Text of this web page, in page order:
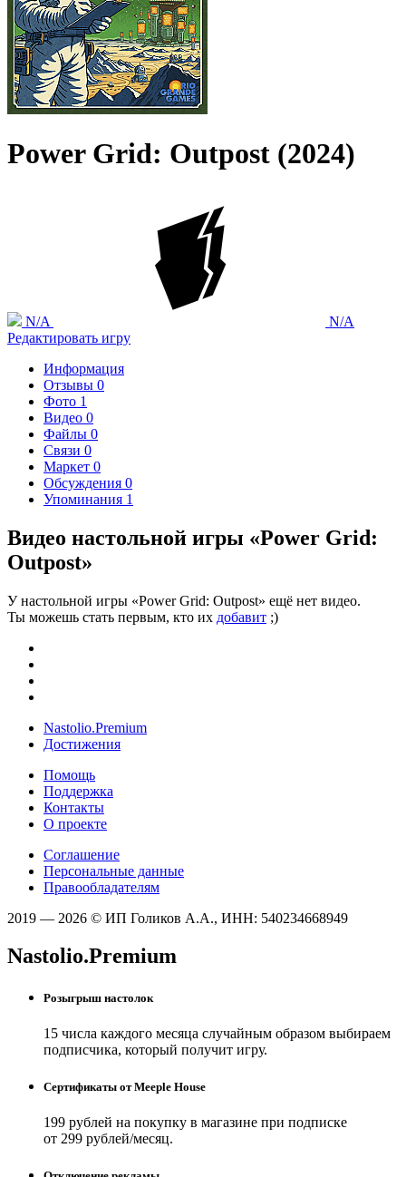
Power Grid: Outpost (2024)
N/A
N/A
Редактировать игру
Информация
Отзывы 0
Фото 1
Видео 0
Файлы 0
Связи 0
Маркет 0
Обсуждения 0
Упоминания 1
Видео настольной игры «Power Grid:
Outpost»
У настольной игры «Power Grid: Outpost» ещё нет видео.
Ты можешь стать первым, кто их добавит ;)
Nastolio.Premium
Достижения
Помощь
Поддержка
Контакты
О проекте
Соглашение
Персональные данные
Правообладателям
2019 — 2026 © ИП Голиков А.А., ИНН: 540234668949
Nastolio.Premium
Розыгрыш настолок
15 числа каждого месяца случайным образом выбираем
подписчика, который получит игру.
Сертификаты от Meeple House
199 рублей на покупку в магазине при подписке
от 299 рублей/месяц.